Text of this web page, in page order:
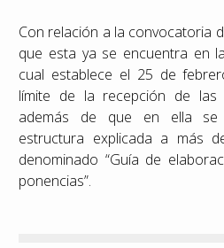
Con relación a la convocatoria
que esta ya se encuentra en
cual establece el 25 de
límite de la recepción de las
además de que en ella se
estructura explicada a más
denominado “Guía de
ponencias”.